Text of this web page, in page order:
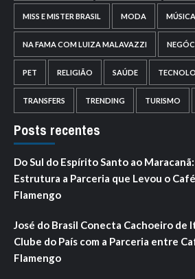
MISS E MISTER BRASIL MODA MÚSICA
NA FAMA COM LUIZA MALAVAZZI
PET RELIGIÃO SAÚDE
TRANSFERS TRENDING TURISMO
Posts recentes
Do Sul do Espírito Santo ao
Estrutura a Parceria que Levou o
Flamengo
José do Brasil Conecta Cachoeiro de
Clube do País com a Parceria entre
Flamengo